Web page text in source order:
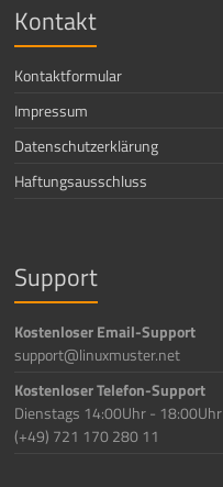
Kontakt
Kontaktformular
Impressum
Datenschutzerklärung
Haftungsausschluss
Support
Kostenloser Email-Support
support@linuxmuster.net
Kostenloser Telefon-Support
Dienstags 14:00Uhr - 18:00Uhr
(+49) 721 170 280 11